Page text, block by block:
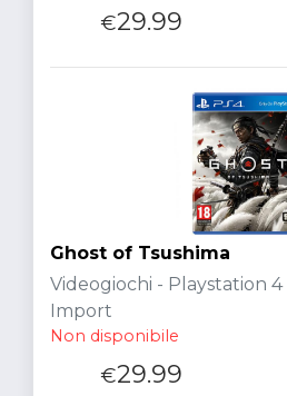
€29.99
Ghost of Tsushima
Videogiochi - Playstation
Import
Non disponibile
€29.99